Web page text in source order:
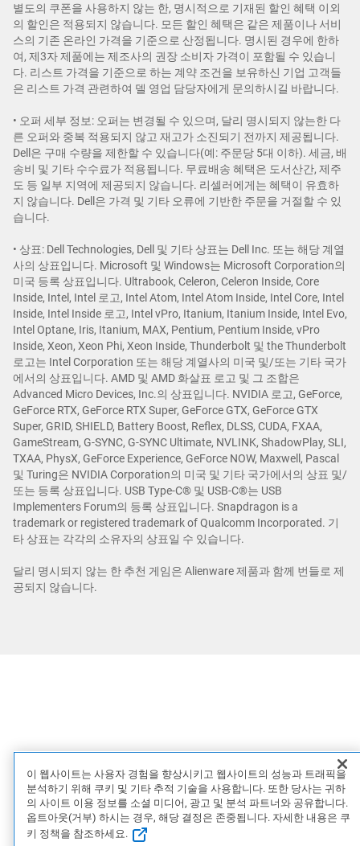
별도의 쿠폰을 사용하지 않는 한, 명시적으로 기재된 할인 혜택 이외
의 할인은 적용되지 않습니다. 모든 할인 혜택은 같은 제품이나 서비
스의 기존 온라인 가격을 기준으로 산정됩니다. 명시된 경우에 한하
여, 제3자 제품에는 제조사의 권장 소비자 가격이 포함될 수 있습니
다. 리스트 가격을 기준으로 하는 계약 조건을 보유하신 기업 고객들
은 리스트 가격 관련하여 델 영업 담당자에게 문의하시길 바랍니다.
• 오퍼 세부 정보: 오퍼는 변경될 수 있으며, 달리 명시되지 않는한 다
른 오퍼와 중복 적용되지 않고 재고가 소진되기 전까지 제공됩니다.
Dell은 구매 수량을 제한할 수 있습니다(예: 주문당 5대 이하). 세금, 배
송비 및 기타 수수료가 적용됩니다. 무료배송 혜택은 도서산간, 제주
도 등 일부 지역에 제공되지 않습니다. 리셀러에게는 혜택이 유효하
지 않습니다. Dell은 가격 및 기타 오류에 기반한 주문을 거절할 수 있
습니다.
• 상표: Dell Technologies, Dell 및 기타 상표는 Dell Inc. 또는 해당 계열
사의 상표입니다. Microsoft 및 Windows는 Microsoft Corporation의
미국 등록 상표입니다. Ultrabook, Celeron, Celeron Inside, Core
Inside, Intel, Intel 로고, Intel Atom, Intel Atom Inside, Intel Core, Intel
Inside, Intel Inside 로고, Intel vPro, Itanium, Itanium Inside, Intel Evo,
Intel Optane, Iris, Itanium, MAX, Pentium, Pentium Inside, vPro
Inside, Xeon, Xeon Phi, Xeon Inside, Thunderbolt 및 the Thunderbolt
로고는 Intel Corporation 또는 해당 계열사의 미국 및/또는 기타 국가
에서의 상표입니다. AMD 및 AMD 화살표 로고 및 그 조합은
Advanced Micro Devices, Inc.의 상표입니다. NVIDIA 로고, GeForce,
GeForce RTX, GeForce RTX Super, GeForce GTX, GeForce GTX
Super, GRID, SHIELD, Battery Boost, Reflex, DLSS, CUDA, FXAA,
GameStream, G-SYNC, G-SYNC Ultimate, NVLINK, ShadowPlay, SLI,
TXAA, PhysX, GeForce Experience, GeForce NOW, Maxwell, Pascal
및 Turing은 NVIDIA Corporation의 미국 및 기타 국가에서의 상표 및/
또는 등록 상표입니다. USB Type-C® 및 USB-C®는 USB
Implementers Forum의 등록 상표입니다. Snapdragon is a
trademark or registered trademark of Qualcomm Incorporated. 기
타 상표는 각각의 소유자의 상표일 수 있습니다.
달리 명시되지 않는 한 추천 게임은 Alienware 제품과 함께 번들로 제
공되지 않습니다.
이 웹사이트는 사용자 경험을 향상시키고 웹사이트의 성능과 트래픽을
분석하기 위해 쿠키 및 기타 추적 기술을 사용합니다. 또한 당사는 귀하
의 사이트 이용 정보를 소셜 미디어, 광고 및 분석 파트너와 공유합니다.
옵트아웃(거부) 하시는 경우, 해당 결정은 존중됩니다. 자세한 내용은 쿠
키 정책을 참조하세요.